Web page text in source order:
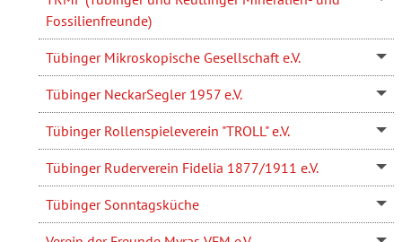
Fossilienfreunde)
Tübinger Mikroskopische Gesellschaft e.V.
Tübinger NeckarSegler 1957 e.V.
Tübinger Rollenspieleverein "TROLL" e.V.
Tübinger Ruderverein Fidelia 1877/1911 e.V.
Tübinger Sonntagsküche